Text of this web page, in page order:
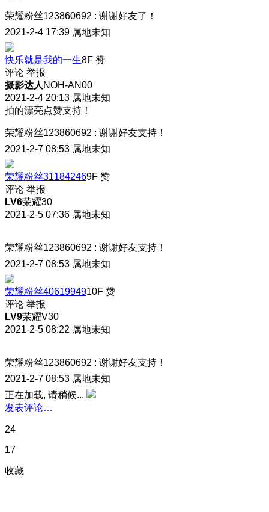
荣耀粉丝123860692 : 谢谢好友了！
2021-2-4 17:39 属地未知
快乐就是我的一生8F 赞
评论 举报
摄影达人 NOH-AN00
2021-2-4 20:13 属地未知
拍的漂亮点赞支持！
荣耀粉丝123860692 : 谢谢好友支持！
2021-2-7 08:53 属地未知
荣耀粉丝311842469F 赞
评论 举报
LV6荣耀30
2021-2-5 07:36 属地未知
荣耀粉丝123860692 : 谢谢好友支持！
2021-2-7 08:53 属地未知
荣耀粉丝4061994910F 赞
评论 举报
LV9荣耀V30
2021-2-5 08:22 属地未知
荣耀粉丝123860692 : 谢谢好友支持！
2021-2-7 08:53 属地未知
正在加载, 请稍候...
发表评论…
24
17
收藏